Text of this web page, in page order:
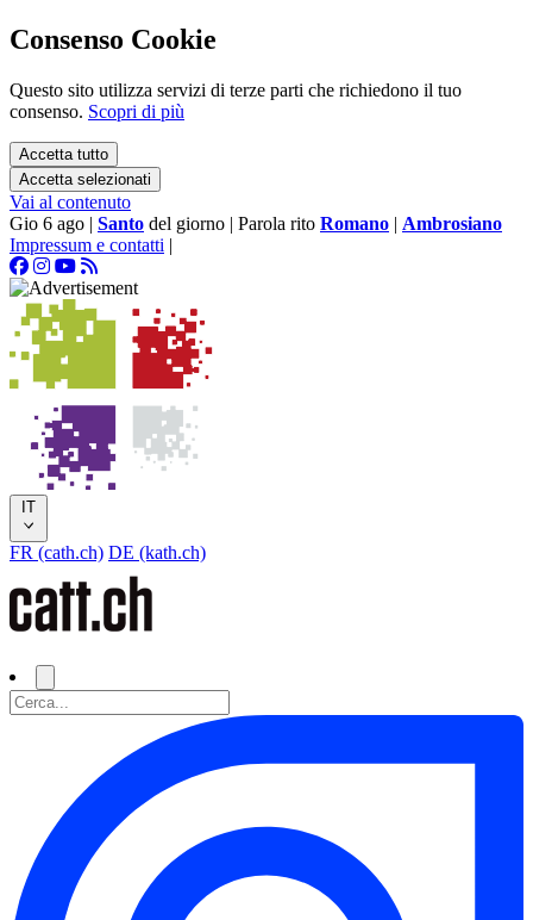
Consenso Cookie
Questo sito utilizza servizi di terze parti che richiedono il tuo
consenso. Scopri di più
Accetta tutto
Accetta selezionati
Vai al contenuto
Gio 6 ago | Santo del giorno | Parola rito Romano | Ambrosiano
Impressum e contatti |
IT
FR (cath.ch) DE (kath.ch)